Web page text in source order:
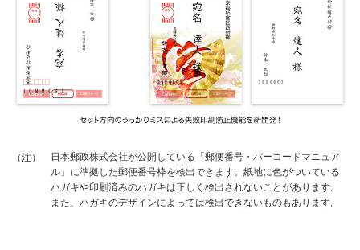
（注）
日本郵政株式会社が公開している「郵便番号・バーコードマニュア
ル」に準拠した郵便番号枠を検出できます。紙地に色がついている
ハガキや印刷済みのハガキは正しく検出されないことがあります。
また、ハガキのデザインによっては検出できないものもあります。